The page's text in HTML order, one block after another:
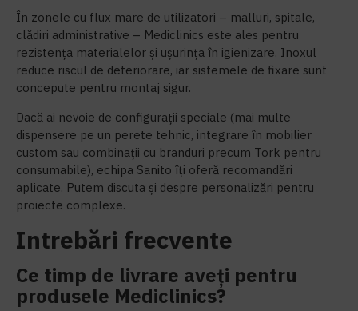
În zonele cu flux mare de utilizatori – malluri, spitale,
clădiri administrative – Mediclinics este ales pentru
rezistența materialelor și ușurința în igienizare. Inoxul
reduce riscul de deteriorare, iar sistemele de fixare sunt
concepute pentru montaj sigur.
Dacă ai nevoie de configurații speciale (mai multe
dispensere pe un perete tehnic, integrare în mobilier
custom sau combinații cu branduri precum Tork pentru
consumabile), echipa Sanito îți oferă recomandări
aplicate. Putem discuta și despre personalizări pentru
proiecte complexe.
Intrebări frecvente
Ce timp de livrare aveți pentru
produsele Mediclinics?